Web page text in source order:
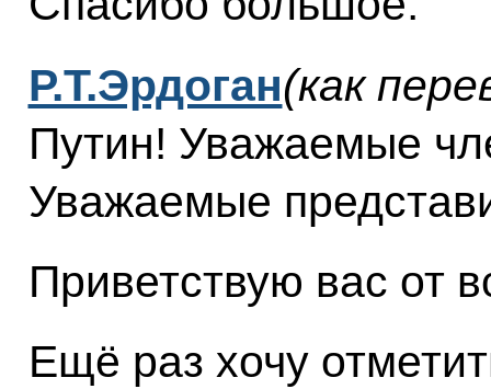
Р.Т.Эрдоган(как
Путин! Уважаемые
Уважаемые
Приветствую вас от
Ещё раз хочу